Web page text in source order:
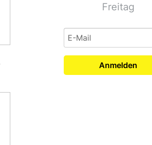
Freitag
Anmelden